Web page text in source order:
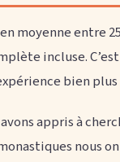
moyenne entre
incluse.
bien
appris à
nous